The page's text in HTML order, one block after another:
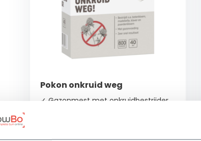
Pokon onkruid weg
✓ Gazonmest met onkruidbestrijder